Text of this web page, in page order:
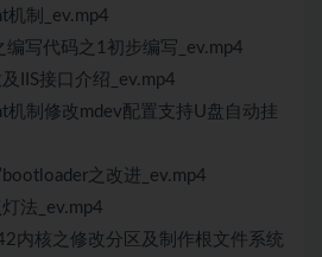
制_ev.mp4
写代码之1初步编写_ev.mp4
IIS接口介绍_ev.mp4
制修改mdev配置支持U盘自动挂
之改进_ev.mp4
法_ev.mp4
内核之修改分区及制作根文件系统